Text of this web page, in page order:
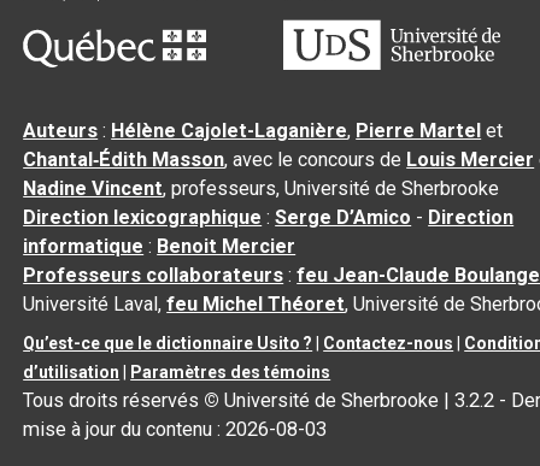
Auteurs : Hélène Cajolet-Laganière, Pierre Martel et
Chantal‑Édith Masson, avec le concours de Louis Mercier
Nadine Vincent, professeurs, Université de Sherbrooke
Direction lexicographique :Serge D’Amico - Direction
informatique : Benoit Mercier
Professeurs collaborateurs :feu Jean-Claude
Université Laval,feu Michel Théoret, Université de
Qu’est-ce que le dictionnaire Usito ? Contactez-nous
d’utilisation
Paramètres des témoins
Tous droits réservés © Université de Sherbrooke |3.2.2 -
mise à jour du contenu :2026-08-03